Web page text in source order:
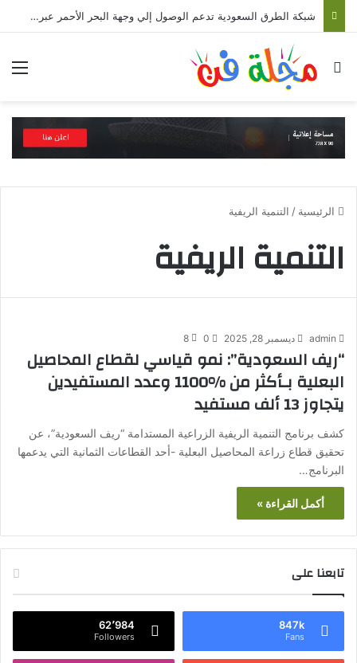
شبكة الطرق السعودية تدعم الوصول إلي وجهة البحر الأحمر عبر 3 مسارات برية
بحث عن
الرئيسية / التنمية الريفية
التنمية الريفية
admin ديسمبر 28, 2025 0
8
“ريف السعودية”: نمو قياسي لقطاع المحاصيل
البعلية بـأكثر من %1100 وعدد المستفيدين
يتجاوز 13 ألف مستفيد
كشف برنامج التنمية الريفية الزراعية المستدامة “ريف السعودية”، عن
تحقيق قطاع زراعة المحاصيل البعلية -أحد القطاعات الثمانية التي يدعمها
البرنامج…
أكمل القراءة »
تابعنا على
847k
Fans
62٬984
Followers